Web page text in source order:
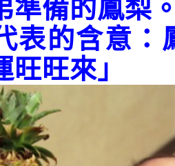
準備的鳳梨
表的含意：
旺來」